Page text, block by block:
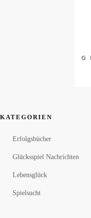
KATEGORIEN
Erfolgsbücher
Glücksspiel Nachrichten
Lebensglück
Spielsucht